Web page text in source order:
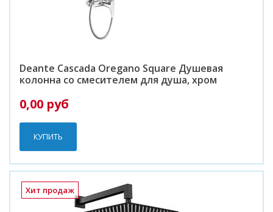
Deante Cascada Oregano Square Душевая
колонна со смесителем для душа, хром
0,00 руб
КУПИТЬ
Хит продаж